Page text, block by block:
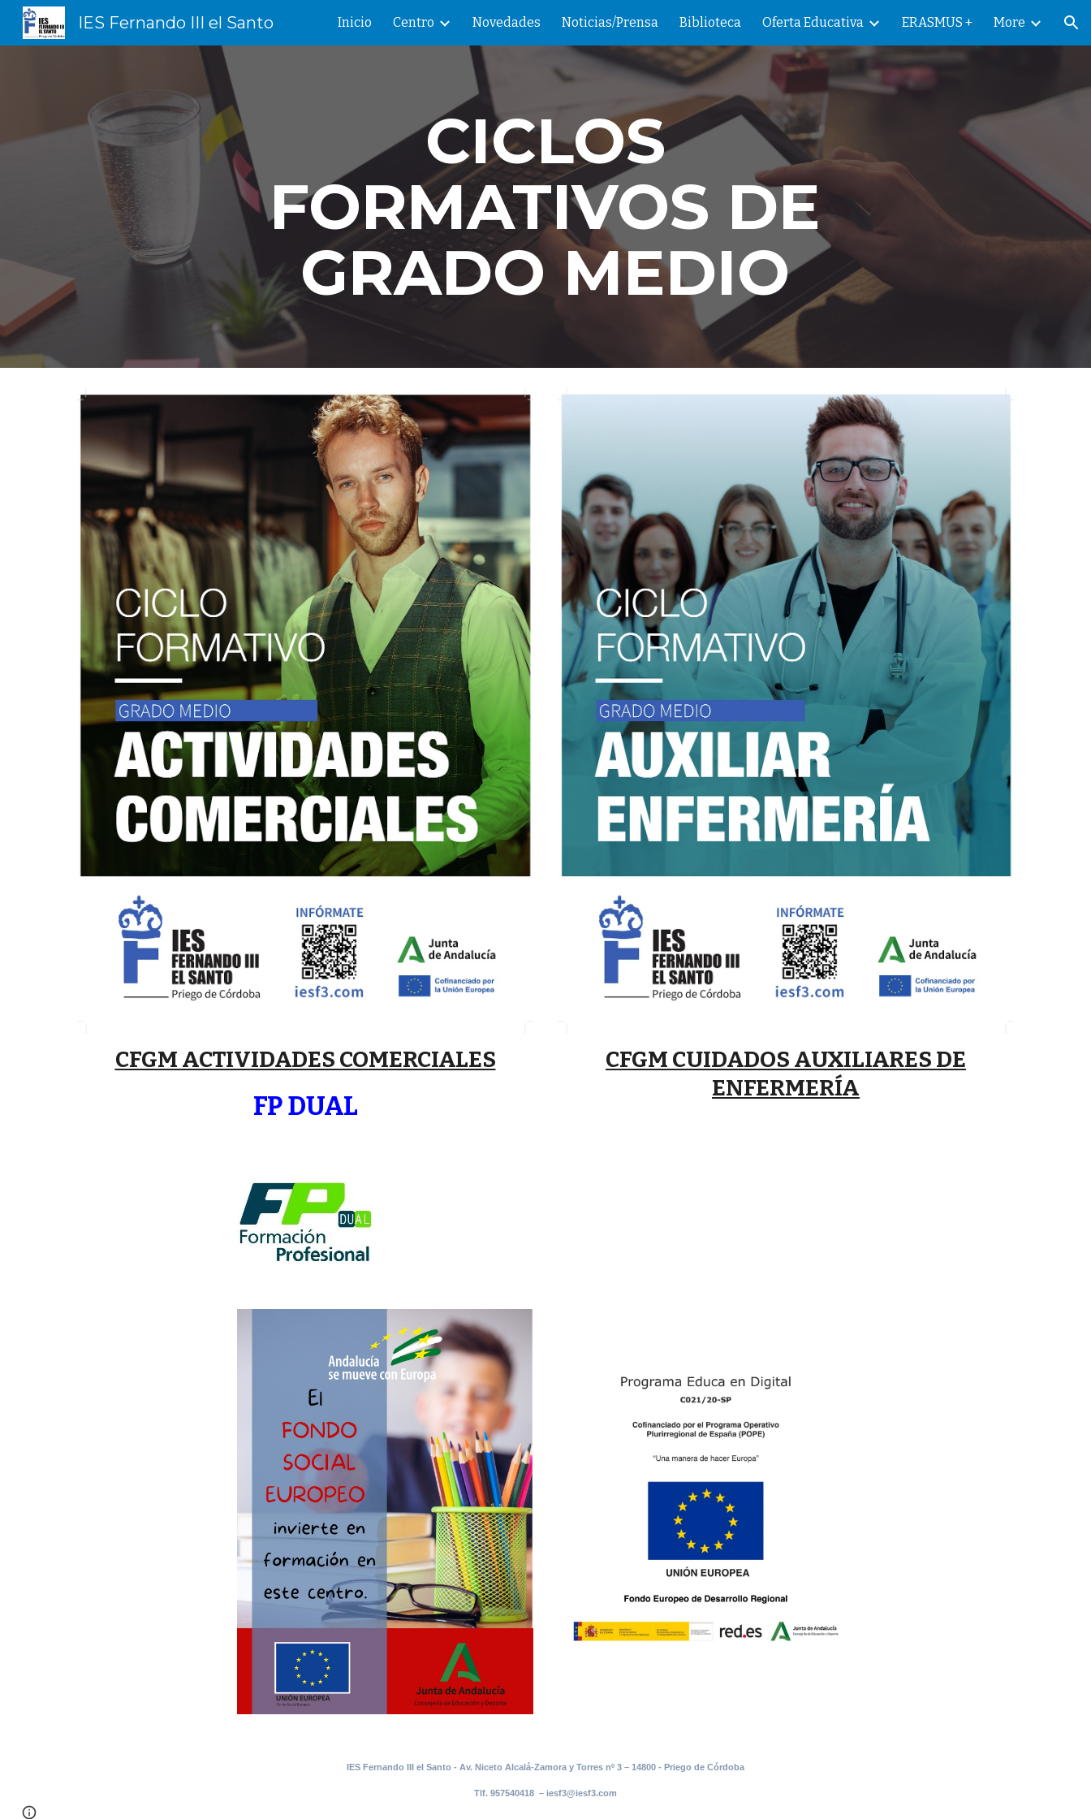
Skip to main content Skip to navigation
IES Fernando III el Santo Inicio Centro Novedades Noticias/Prensa Biblioteca Oferta Educativa ERASMUS + More
CICLOS
FORMATIVOS DE
GRADO MEDIO
CFGM ACTIVIDADES COMERCIALES
FP DUAL
CFGM CUIDADOS AUXILIARES DE
ENFERMERÍA
IES Fernando III el Santo - Av. Niceto Alcalá-Zamora y Torres nº 3 – 14800 - Priego de Córdoba
Tlf. 957540418 – iesf3@iesf3.com